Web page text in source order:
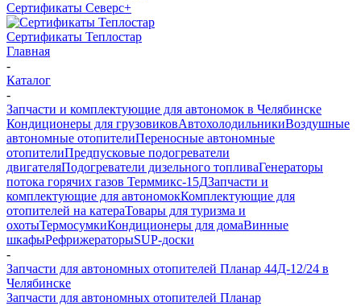
Сертификаты Северс+
Сертификаты Теплостар
Главная
-
Каталог
-
Запчасти и комплектующие для автономок в Челябинске
Кондиционеры для грузовиковАвтохолодильникиВоздушные
автономные отопителиПереносные автономные
отопителиПредпусковые подогреватели
двигателяПодогреватели дизельного топливаГенераторы
потока горячих газов Терммикс-15ДЗапчасти и
комплектующие для автономокКомплектующие для
отопителей на катераТовары для туризма и
охотыТермосумкиКондиционеры для домаВинные
шкафыРефрижераторыSUP-доски
-
Запчасти для автономных отопителей Планар 44Д-12/24 в
Челябинске
Запчасти для автономных отопителей Планар